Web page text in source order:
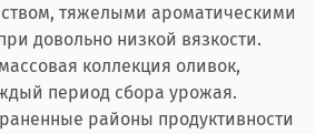
тяжелыми ароматическими
довольно низкой вязкости.
коллекция оливок,
период сбора урожая.
районы продуктивности